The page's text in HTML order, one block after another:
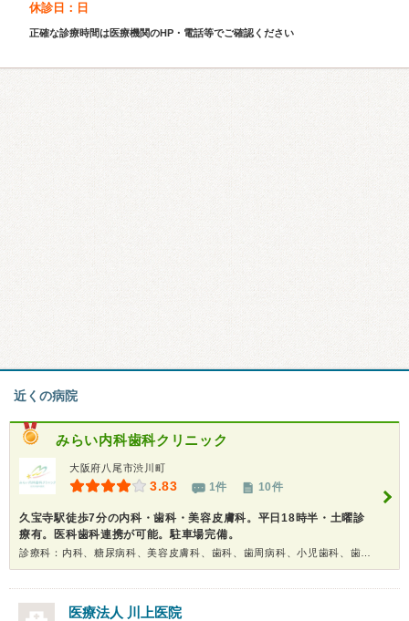
休診日：日
正確な診療時間は医療機関のHP・電話等でご確認ください
近くの病院
みらい内科歯科クリニック
大阪府八尾市渋川町
3.83 1件 10件
久宝寺駅徒歩7分の内科・歯科・美容皮膚科。平日18時半・土曜診
療有。医科歯科連携が可能。駐車場完備。
医療法人 川上医院